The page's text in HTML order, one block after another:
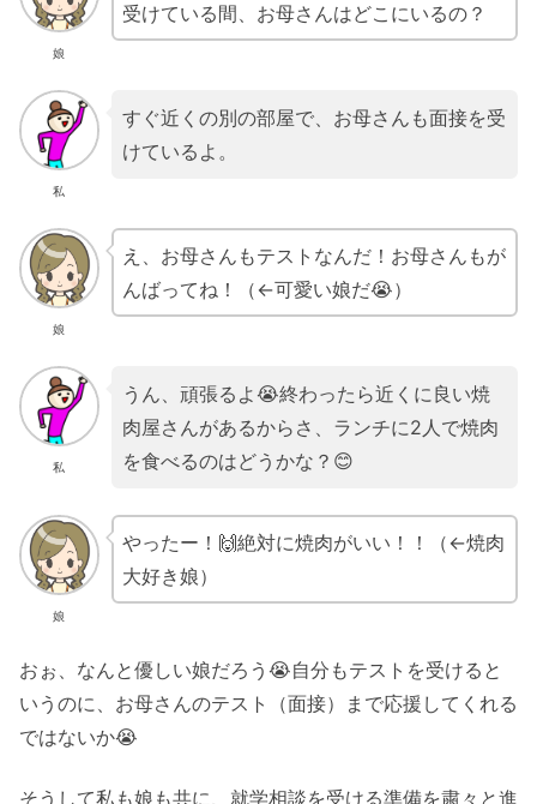
娘
受けている間、お母さんはどこにいるの？
私
すぐ近くの別の部屋で、お母さんも面接を受
けているよ。
娘
え、お母さんもテストなんだ！お母さんもが
んばってね！（←可愛い娘だ😭）
私
うん、頑張るよ😭終わったら近くに良い焼
肉屋さんがあるからさ、ランチに2人で焼肉
を食べるのはどうかな？😊
娘
やったー！🙌絶対に焼肉がいい！！（←焼肉
大好き娘）
おぉ、なんと優しい娘だろう😭自分もテストを受けると
いうのに、お母さんのテスト（面接）まで応援してくれる
ではないか😭
そうして私も娘も共に、就学相談を受ける準備を粛々と進